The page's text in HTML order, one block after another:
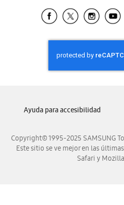
Samsung
Samsung El
Samsung
Samsung
Samsung
Samsung
Copyright© 1995-2025 SAMSUNG
Este sitio se ve mejor en las
Safari y
Ayuda para accesibilidad